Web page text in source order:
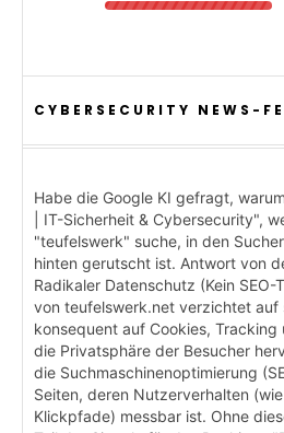
CYBERSECURITY NEWS-
Habe die Google KI gefragt,
| IT-Sicherheit & Cybersecurity",
"teufelswerk" suche, in den
hinten gerutscht ist. Antwort von
Radikaler Datenschutz (Kein
von teufelswerk.net verzichtet auf
konsequent auf Cookies, Tracking
die Privatsphäre der Besucher
die Suchmaschinenoptimierung
Seiten, deren Nutzerverhalten
Klickpfade) messbar ist. Ohne